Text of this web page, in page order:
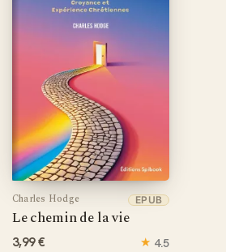
Charles Hodge
Le chemin de la vie
EPUB
3,99 € ★ 4.5